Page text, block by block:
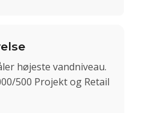
højeste vandniveau.
500 Projekt og Retail